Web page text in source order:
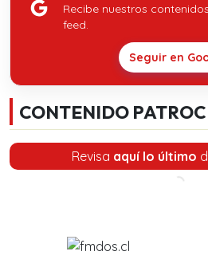
Recibe nuestros
feed.
Seguir en
CONTENIDO
Revisa aquí lo último